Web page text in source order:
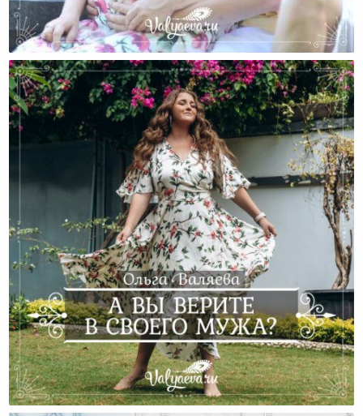
Как Научиться Вдохновлять Своего Мужчину
А Вы Верите В Своего Мужа?